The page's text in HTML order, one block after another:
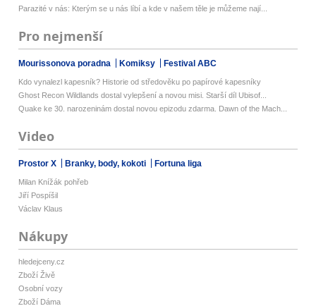
Parazité v nás: Kterým se u nás líbí a kde v našem těle je můžeme nají...
Pro nejmenší
Mourissonova poradna Komiksy Festival ABC
Kdo vynalezl kapesník? Historie od středověku po papírové kapesníky
Ghost Recon Wildlands dostal vylepšení a novou misi. Starší díl Ubisof...
Quake ke 30. narozeninám dostal novou epizodu zdarma. Dawn of the Mach...
Video
Prostor X Branky, body, kokoti Fortuna liga
Milan Knížák pohřeb
Jiří Pospíšil
Václav Klaus
Nákupy
hledejceny.cz
Zboží Živě
Osobní vozy
Zboží Dáma